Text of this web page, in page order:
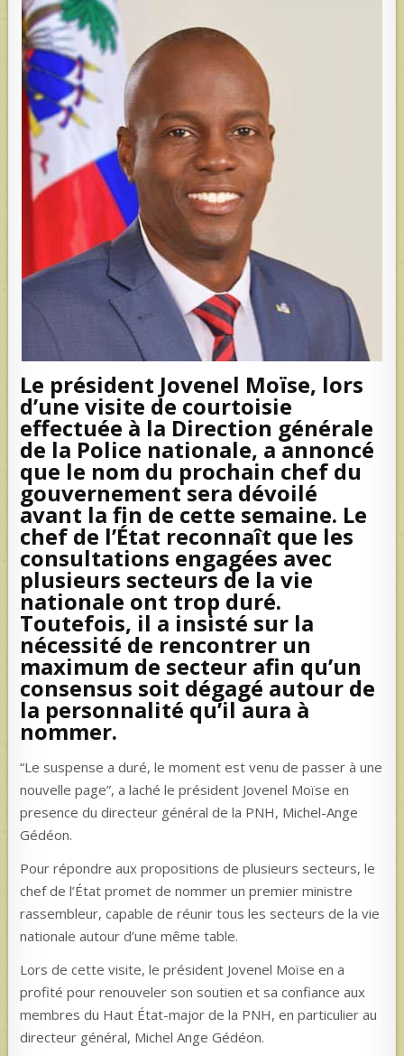
Le président Jovenel Moïse, lors
d’une visite de courtoisie
effectuée à la Direction générale
de la Police nationale, a annoncé
que le nom du prochain chef du
gouvernement sera dévoilé
avant la fin de cette semaine. Le
chef de l’État reconnaît que les
consultations engagées avec
plusieurs secteurs de la vie
nationale ont trop duré.
Toutefois, il a insisté sur la
nécessité de rencontrer un
maximum de secteur afin qu’un
consensus soit dégagé autour de
la personnalité qu’il aura à
nommer.
“Le suspense a duré, le moment est venu de passer à une
nouvelle page”, a laché le président Jovenel Moïse en
presence du directeur général de la PNH, Michel-Ange
Gédéon.
Pour répondre aux propositions de plusieurs secteurs, le
chef de l’État promet de nommer un premier ministre
rassembleur, capable de réunir tous les secteurs de la vie
nationale autour d’une même table.
Lors de cette visite, le président Jovenel Moïse en a
profité pour renouveler son soutien et sa confiance aux
membres du Haut État-major de la PNH, en particulier au
directeur général, Michel Ange Gédéon.